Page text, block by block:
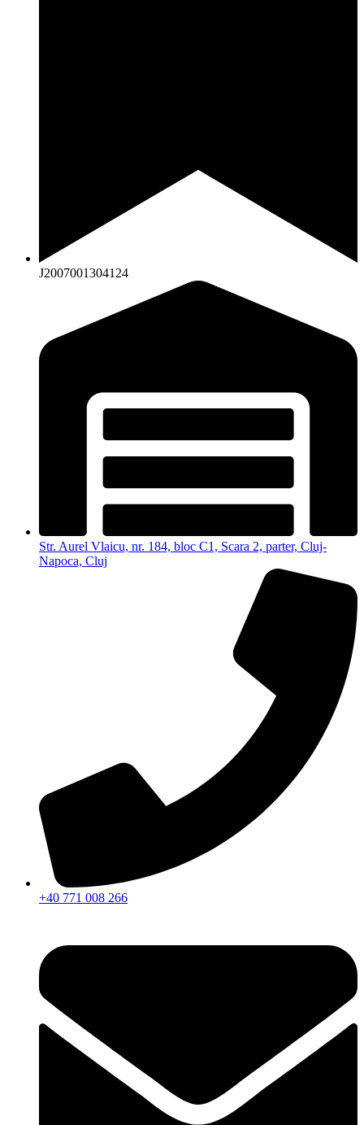
J2007001304124
Str. Aurel Vlaicu, nr. 184, bloc C1, Scara 2, parter, Cluj-
Napoca, Cluj
+40 771 008 266